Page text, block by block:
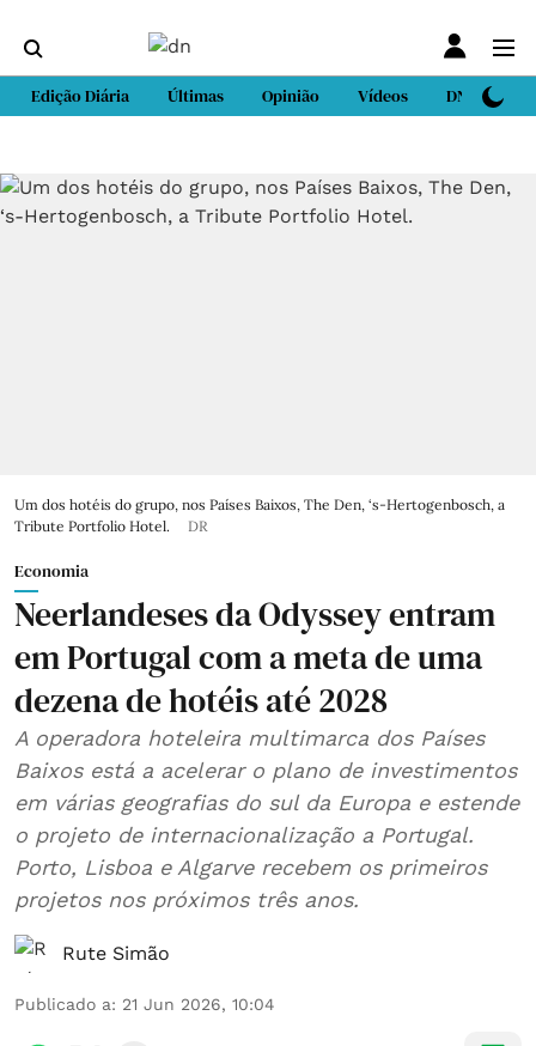
Edição Diária Últimas Opinião Vídeos DN Sport
Um dos hotéis do grupo, nos Países Baixos, The Den, ‘s-Hertogenbosch, a
Tribute Portfolio Hotel.
DR
Economia
Neerlandeses da Odyssey entram
em Portugal com a meta de uma
dezena de hotéis até 2028
A operadora hoteleira multimarca dos Países
Baixos está a acelerar o plano de investimentos
em várias geografias do sul da Europa e estende
o projeto de internacionalização a Portugal.
Porto, Lisboa e Algarve recebem os primeiros
projetos nos próximos três anos.
Rute Simão
Publicado a: 21 Jun 2026, 10:04